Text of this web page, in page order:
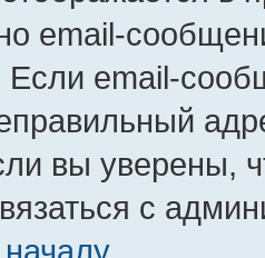
email-
Если email-
вы уверены,
с